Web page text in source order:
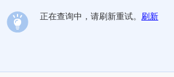
正在查询中，请刷新重试。 刷新